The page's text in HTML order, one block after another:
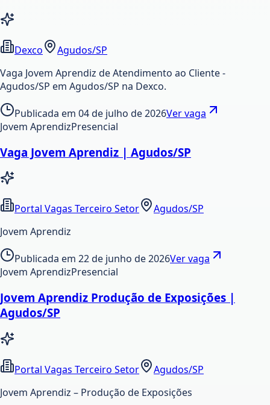
Dexco
Agudos/SP
Vaga Jovem Aprendiz de Atendimento ao Cliente -
Agudos/SP em Agudos/SP na Dexco.
Publicada em 04 de julho de 2026Ver vaga
Jovem AprendizPresencial
Vaga Jovem Aprendiz | Agudos/SP
Portal Vagas Terceiro Setor
Agudos/SP
Jovem Aprendiz
Publicada em 22 de junho de 2026Ver vaga
Jovem AprendizPresencial
Jovem Aprendiz Produção de Exposições |
Agudos/SP
Portal Vagas Terceiro Setor
Agudos/SP
Jovem Aprendiz – Produção de Exposições